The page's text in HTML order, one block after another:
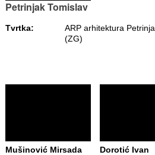
Petrinjak Tomislav
Tvrtka:
ARP arhitektura
(ZG)
Mušinović Mirsada Dorotić Ivan